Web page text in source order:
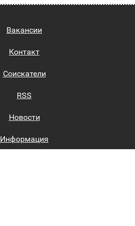
Вакансии
Контакт
Соискатели
RSS
Новости
Информация